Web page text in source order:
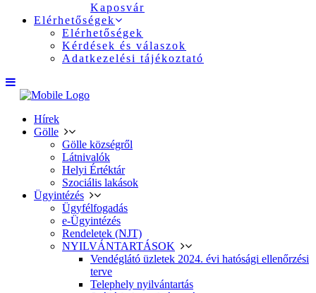
Kaposvár
Elérhetőségek
Elérhetőségek
Kérdések és válaszok
Adatkezelési tájékoztató
Hírek
Gölle
Gölle községről
Látnivalók
Helyi Értéktár
Szociális lakások
Ügyintézés
Ügyfélfogadás
e-Ügyintézés
Rendeletek (NJT)
NYILVÁNTARTÁSOK
Vendéglátó üzletek 2024. évi hatósági ellenőrzési
terve
Telephely nyilvántartás